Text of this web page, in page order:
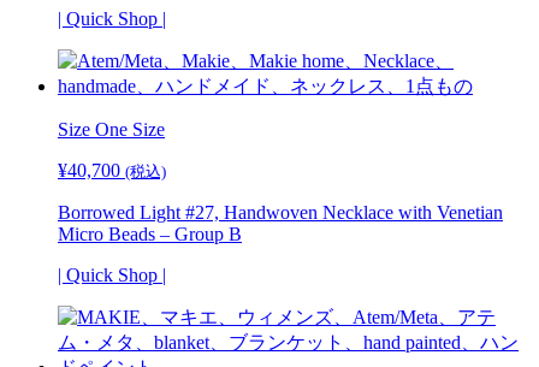
| Quick Shop |
Size One Size
¥40,700 (税込)
Borrowed Light #27, Handwoven Necklace with Venetian
Micro Beads – Group B
| Quick Shop |